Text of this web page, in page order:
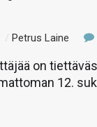
/Petrus Laine
on
12.